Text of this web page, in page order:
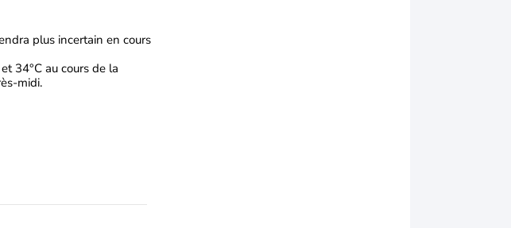
plus incertain en cours
34°C au cours de la
midi.